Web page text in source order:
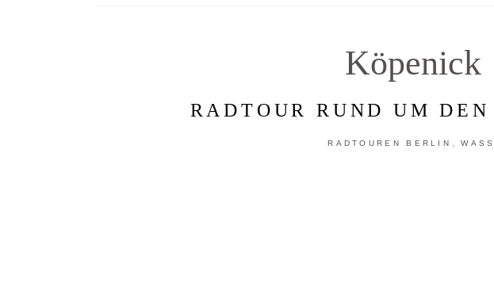
Köpenick
RADTOUR RUND UM DEN
RADTOUREN BERLIN